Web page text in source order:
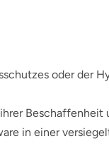
oder
in einer